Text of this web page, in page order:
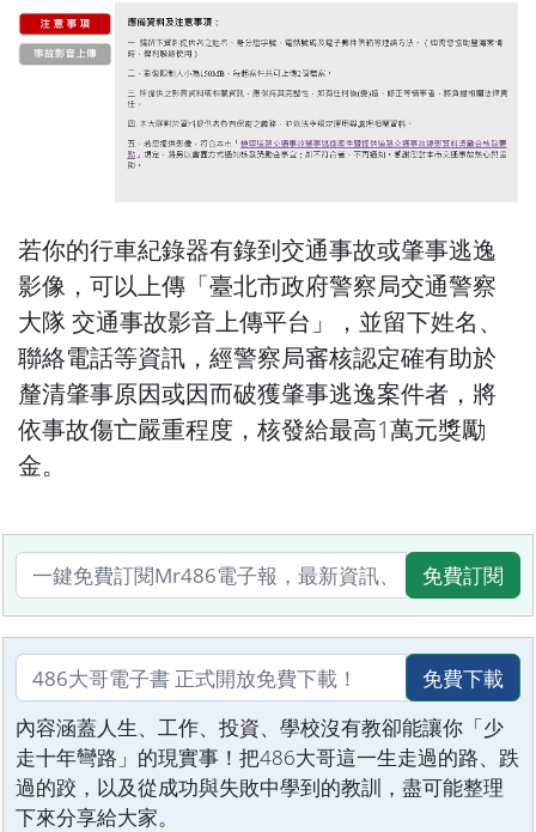
若你的行車紀錄器有錄到交通事故或肇事逃逸
影像，可以上傳「臺北市政府警察局交通警察
大隊 交通事故影音上傳平台」，並留下姓名、
聯絡電話等資訊，經警察局審核認定確有助於
釐清肇事原因或因而破獲肇事逃逸案件者，將
依事故傷亡嚴重程度，核發給最高1萬元獎勵
金。
免費訂閱
免費下載
內容涵蓋人生、工作、投資、學校沒有教卻能讓你「少
走十年彎路」的現實事！把486大哥這一生走過的路、跌
過的跤，以及從成功與失敗中學到的教訓，盡可能整理
下來分享給大家。